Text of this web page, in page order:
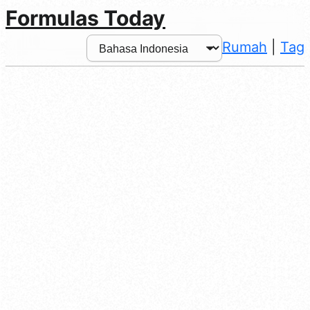
Formulas Today
Rumah Tag